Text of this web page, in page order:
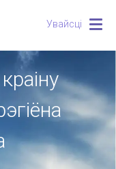
Увайсці